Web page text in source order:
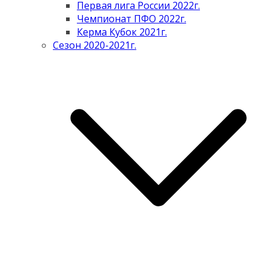
Первая лига России 2022г.
Чемпионат ПФО 2022г.
Керма Кубок 2021г.
Сезон 2020-2021г.